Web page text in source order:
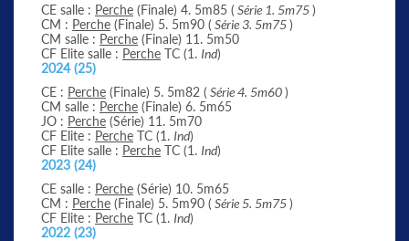
CE salle : Perche (Finale) 4. 5m85 ( Série 1. 5m75)
CM : Perche (Finale) 5. 5m90 ( Série 3. 5m75)
CM salle : Perche (Finale) 11. 5m50
CF Elite salle : Perche TC (1. Ind)
2024 (25)
CE : Perche (Finale) 5. 5m82 ( Série 4. 5m60)
CM salle : Perche (Finale) 6. 5m65
JO : Perche (Série) 11. 5m70
CF Elite : Perche TC (1. Ind)
CF Elite salle : Perche TC (1. Ind)
2023 (24)
CE salle : Perche (Série) 10. 5m65
CM : Perche (Finale) 5. 5m90 ( Série 5. 5m75)
CF Elite : Perche TC (1. Ind)
2022 (23)